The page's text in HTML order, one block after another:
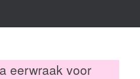
eerwraak voor